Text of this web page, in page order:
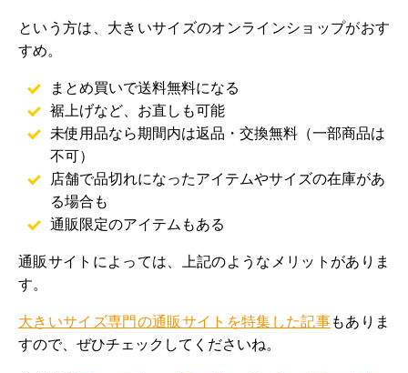
という方は、大きいサイズのオンラインショップがおす
すめ。
まとめ買いで送料無料になる
裾上げなど、お直しも可能
未使用品なら期間内は返品・交換無料（一部商品は
不可）
店舗で品切れになったアイテムやサイズの在庫があ
る場合も
通販限定のアイテムもある
通販サイトによっては、上記のようなメリットがありま
す。
大きいサイズ専門の通販サイトを特集した記事もありま
すので、ぜひチェックしてくださいね。